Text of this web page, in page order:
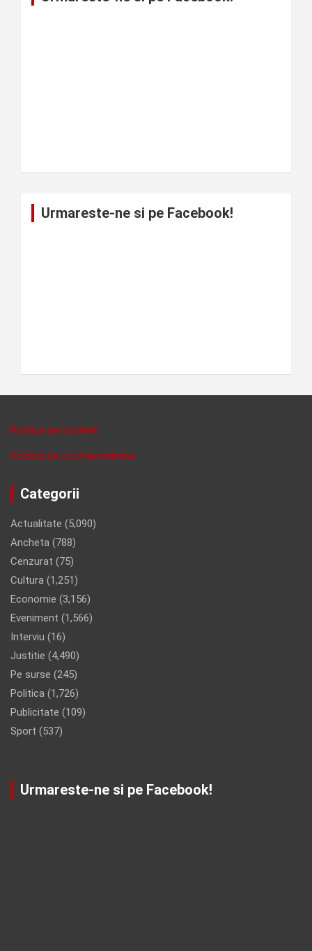
Urmareste-ne si pe Facebook!
Politica de cookies
Politica de confidentalitate
Categorii
Actualitate (5,090)
Ancheta (788)
Cenzurat (75)
Cultura (1,251)
Economie (3,156)
Eveniment (1,566)
Interviu (16)
Justitie (4,490)
Pe surse (245)
Politica (1,726)
Publicitate (109)
Sport (537)
Urmareste-ne si pe Facebook!